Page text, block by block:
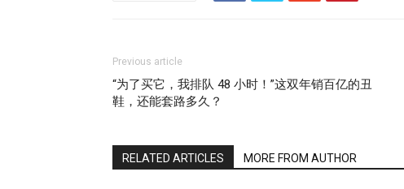
Previous article
“为了买它，我排队 48 小时！”这双年销百亿的丑
鞋，还能套路多久？
RELATED ARTICLES MORE FROM AUTHOR